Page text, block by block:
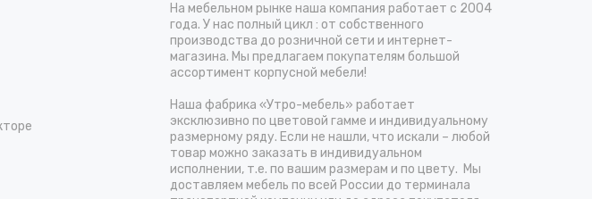
На мебельном рынке наша компания работает с 2004
года. У нас полный цикл : от собственного
производства до розничной сети и интернет-
магазина. Мы предлагаем покупателям большой
ассортимент корпусной мебели!
Наша фабрика «Утро-мебель» работает
эксклюзивно по цветовой гамме и индивидуальному
размерному ряду. Если не нашли, что искали – любой
товар можно заказать в индивидуальном
исполнении, т.е. по вашим размерам и по цвету. Мы
доставляем мебель по всей России до терминала